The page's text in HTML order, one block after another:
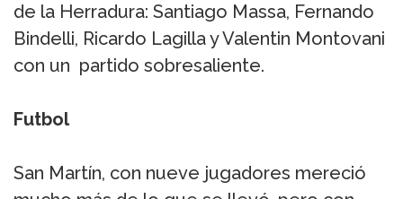
de la Herradura: Santiago Massa, Fernando
Bindelli, Ricardo Lagilla y Valentin Montovani
con un partido sobresaliente.
Futbol
San Martín, con nueve jugadores mereció